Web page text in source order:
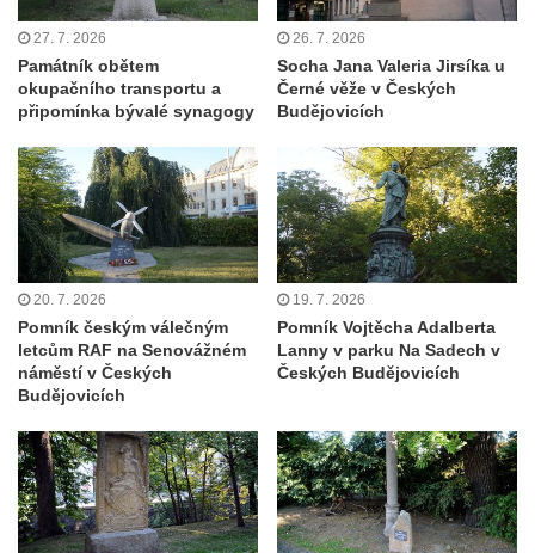
vstupu do poutního místa Římov
Liberci
Pamětní deska Vojtěcha Kocmicha na
domě čp. 37 v ulici Betlém v Římově
Pomník na paměť zrušení roboty v Plavu
Socha vodníka v Plavu
Socha svatého Jana Nepomuckého v
Třebušíně
Pamětní deska Johanna Nepomuka
Fischera na domě čp. 5/16 na třídě 9.
května v Rumburku
Pamětní deska Johanna Neumanna
severně od Tokáně
Obrázek svatého Huberta na buku svatého
Huberta
27. 7. 2026
Památník obětem
okupačního transportu a
připomínka bývalé synagogy
26. 7. 2026
Socha Jana Valeria Jirsíka u
Černé věže v Českých
Budějovicích
20. 7. 2026
Pomník českým válečným
letcům RAF na Senovážném
náměstí v Českých
Budějovicích
19. 7. 2026
Pomník Vojtěcha Adalberta
Lanny v parku Na Sadech v
Českých Budějovicích